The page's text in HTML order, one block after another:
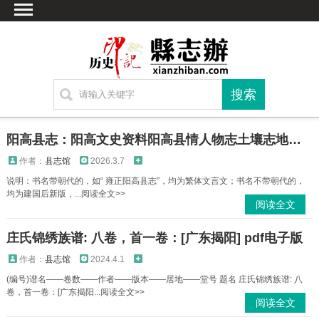
繁体字转换
阳高县志：阳高文史资料阳高县情人物志土壤志地名录电力工业志政法志地理志等PDF电子版下载
作者： 县志馆
2026.3.7
说明：书名带朝代的，如“ 雍正阳高县志”，均为繁体文言文；书名不带朝代的，
均为建国后新版，...阅读全文>>
阅读全文
庄氏锦绣族谱: 八卷，首一卷：[广东揭阳] pdf电子版
作者： 县志馆
2024.4.1
(编号)谱名——卷数——作者——版本——居地——堂号 题名 庄氏锦绣族谱: 八
卷，首一卷：[广东揭阳...阅读全文>>
阅读全文